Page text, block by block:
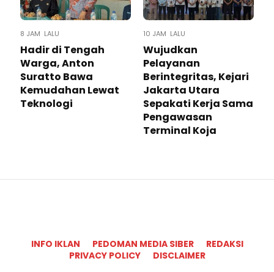
8 JAM LALU
Hadir di Tengah
Warga, Anton
Suratto Bawa
Kemudahan Lewat
Teknologi ​
10 JAM LALU
Wujudkan
Pelayanan
Berintegritas, Kejari
Jakarta Utara
Sepakati Kerja Sama
Pengawasan
Terminal Koja
INFO IKLAN PEDOMAN MEDIA SIBER
REDAKSI
PRIVACY POLICY
DISCLAIMER